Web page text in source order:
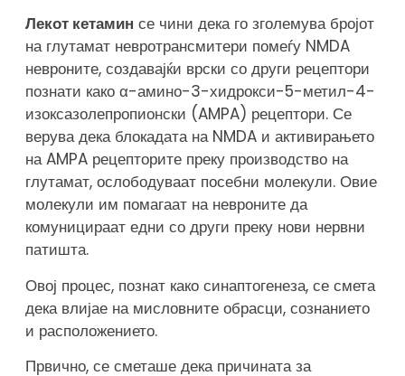
Лекот кетамин се чини дека го зголемува бројот
на глутамат невротрансмитери помеѓу NMDA
невроните, создавајќи врски со други рецептори
познати како α-амино-3-хидрокси-5-метил-4-
изоксазолепропионски (AMPA) рецептори. Се
верува дека блокадата на NMDA и активирањето
на AMPA рецепторите преку производство на
глутамат, ослободуваат посебни молекули. Овие
молекули им помагаат на невроните да
комуницираат едни со други преку нови нервни
патишта.
Овој процес, познат како синаптогенеза, се смета
дека влијае на мисловните обрасци, сознанието
и расположението.
Првично, се сметаше дека причината за